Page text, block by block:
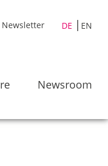
Newsletter DE EN
Newsroom